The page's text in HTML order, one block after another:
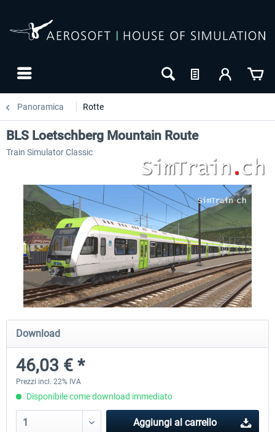
Panoramica Rotte
Koeblitzer Mountain Route 3 reloaded
30,71 € *
VirtualTracks - Ringbahn
BLS Loetschberg Mountain Route
Train Simulator Classic
Download
46,03 € *
Prezzi incl. 22% IVA
Disponibile come download immediato
Aggiungi al carrello